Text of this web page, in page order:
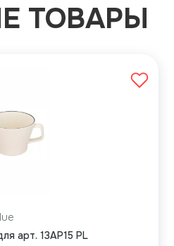
ТОВАРЫ
арт. 13AP15 PL